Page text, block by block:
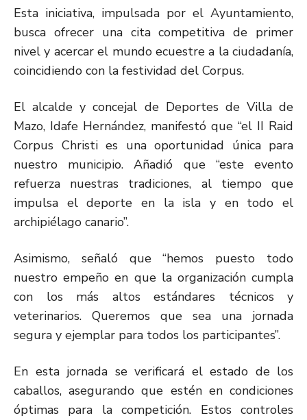
Esta iniciativa, impulsada por el Ayuntamiento,
busca ofrecer una cita competitiva de primer
nivel y acercar el mundo ecuestre a la ciudadanía,
coincidiendo con la festividad del Corpus.
El alcalde y concejal de Deportes de Villa de
Mazo, Idafe Hernández, manifestó que “el II Raid
Corpus Christi es una oportunidad única para
nuestro municipio. Añadió que “este evento
refuerza nuestras tradiciones, al tiempo que
impulsa el deporte en la isla y en todo el
archipiélago canario”.
Asimismo, señaló que “hemos puesto todo
nuestro empeño en que la organización cumpla
con los más altos estándares técnicos y
veterinarios. Queremos que sea una jornada
segura y ejemplar para todos los participantes”.
En esta jornada se verificará el estado de los
caballos, asegurando que estén en condiciones
óptimas para la competición. Estos controles